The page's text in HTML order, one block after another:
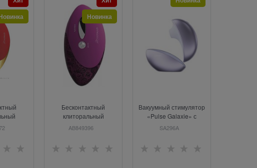
Бесконтактный
клиторальный
стимулятор Womanizer
AB849396
Новинка
Вакуумный стимулятор
«Pulse Galaxie» с
проектором, SVAKOM
SA296A